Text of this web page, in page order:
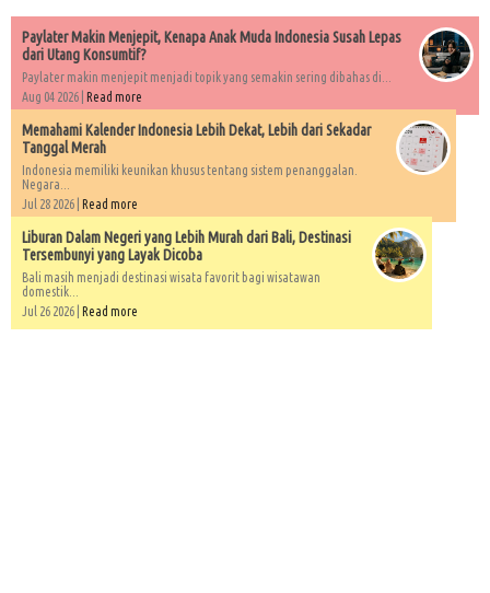
Paylater Makin Menjepit, Kenapa Anak Muda Indonesia Susah Lepas
dari Utang Konsumtif?
Paylater makin menjepit menjadi topik yang semakin sering dibahas di...
Aug 04 2026 | Read more
Memahami Kalender Indonesia Lebih Dekat, Lebih dari Sekadar
Tanggal Merah
Indonesia memiliki keunikan khusus tentang sistem penanggalan.
Negara...
Jul 28 2026 | Read more
Liburan Dalam Negeri yang Lebih Murah dari Bali, Destinasi
Tersembunyi yang Layak Dicoba
Bali masih menjadi destinasi wisata favorit bagi wisatawan
domestik...
Jul 26 2026 | Read more